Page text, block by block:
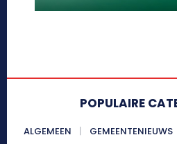
POPULAIRE
ALGEMEEN GEMEENTENIEUWS